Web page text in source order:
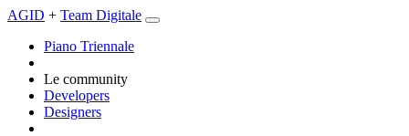
AGID + Team Digitale
Piano Triennale
Le community
Developers
Designers